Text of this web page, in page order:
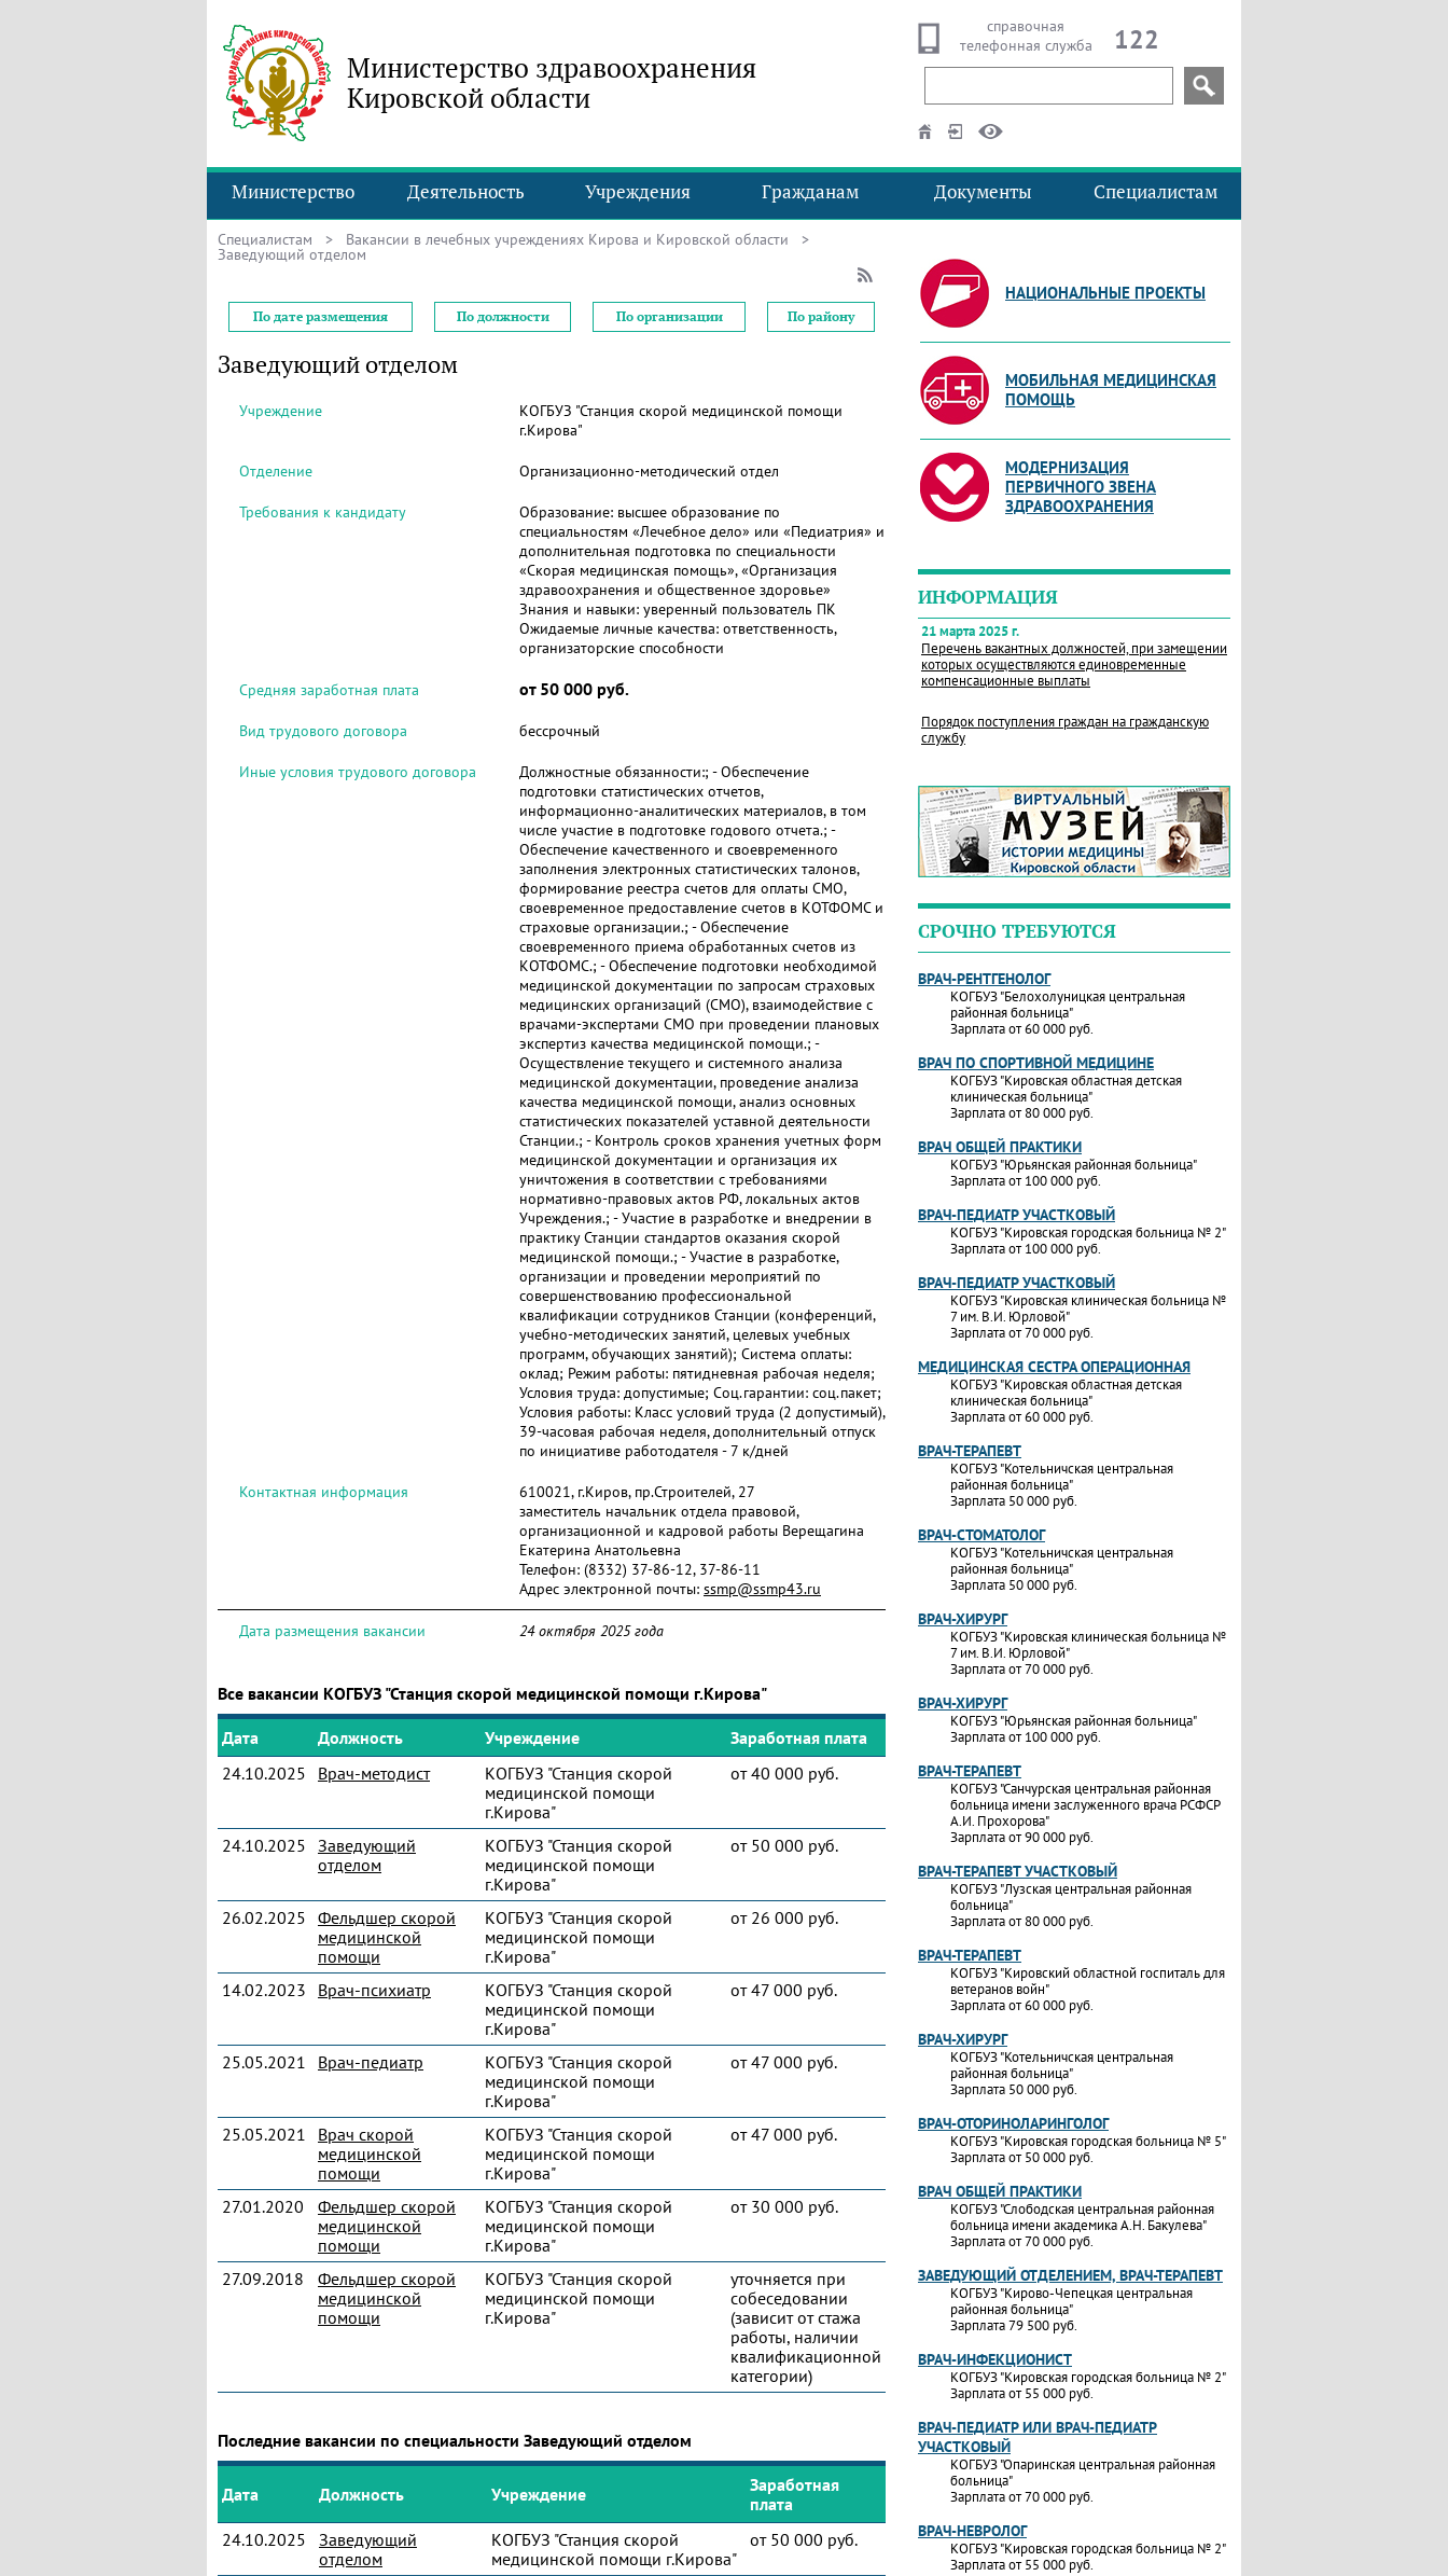
Министерство здравоохранения
Кировской области
справочная
телефонная служба
122
Министерство Деятельность Учреждения Гражданам Документы Специалистам
Специалистам > Вакансии в лечебных учреждениях Кирова и Кировской области >
Заведующий отделом
По дате размещения По должности По организации По району
Заведующий отделом
Учреждение
КОГБУЗ "Станция скорой медицинской помощи
г.Кирова"
Отделение Организационно-методический отдел
Требования к кандидату Образование: высшее образование по
специальностям «Лечебное дело» или «Педиатрия» и
дополнительная подготовка по специальности
«Скорая медицинская помощь», «Организация
здравоохранения и общественное здоровье»
Знания и навыки: уверенный пользователь ПК
Ожидаемые личные качества: ответственность,
организаторские способности
Средняя заработная плата от 50 000 руб.
Вид трудового договора бессрочный
Иные условия трудового договора
Должностные обязанности:; - Обеспечение
подготовки статистических отчетов,
информационно-аналитических материалов, в том
числе участие в подготовке годового отчета.; -
Обеспечение качественного и своевременного
заполнения электронных статистических талонов,
формирование реестра счетов для оплаты СМО,
своевременное предоставление счетов в КОТФОМС и
страховые организации.; - Обеспечение
своевременного приема обработанных счетов из
КОТФОМС.; - Обеспечение подготовки необходимой
медицинской документации по запросам страховых
медицинских организаций (СМО), взаимодействие с
врачами-экспертами СМО при проведении плановых
экспертиз качества медицинской помощи.; -
Осуществление текущего и системного анализа
медицинской документации, проведение анализа
качества медицинской помощи, анализ основных
статистических показателей уставной деятельности
Станции.; - Контроль сроков хранения учетных форм
медицинской документации и организация их
уничтожения в соответствии с требованиями
нормативно-правовых актов РФ, локальных актов
Учреждения.; - Участие в разработке и внедрении в
практику Станции стандартов оказания скорой
медицинской помощи.; - Участие в разработке,
организации и проведении мероприятий по
совершенствованию профессиональной
квалификации сотрудников Станции (конференций,
учебно-методических занятий, целевых учебных
программ, обучающих занятий); Система оплаты:
оклад; Режим работы: пятидневная рабочая неделя;
Условия труда: допустимые; Соц.гарантии: соц.пакет;
Условия работы: Класс условий труда (2 допустимый),
39-часовая рабочая неделя, дополнительный отпуск
по инициативе работодателя - 7 к/дней
Контактная информация
610021, г.Киров, пр.Строителей, 27
заместитель начальник отдела правовой,
организационной и кадровой работы Верещагина
Екатерина Анатольевна
Телефон: (8332) 37-86-12, 37-86-11
Адрес электронной почты: ssmp@ssmp43.ru
Дата размещения вакансии 24 октября 2025 года
Все вакансии КОГБУЗ "Станция скорой медицинской помощи г.Кирова"
Дата Должность Учреждение
Заработная плата
24.10.2025
Врач-методист
КОГБУЗ "Станция скорой
медицинской помощи
г.Кирова"
от 40 000 руб.
24.10.2025 Заведующий
отделом
КОГБУЗ "Станция скорой
медицинской помощи
г.Кирова"
от 50 000 руб.
26.02.2025 Фельдшер скорой
медицинской
помощи
КОГБУЗ "Станция скорой
медицинской помощи
г.Кирова"
от 26 000 руб.
14.02.2023 Врач-психиатр
КОГБУЗ "Станция скорой
медицинской помощи
г.Кирова"
от 47 000 руб.
25.05.2021 Врач-педиатр
КОГБУЗ "Станция скорой
медицинской помощи
г.Кирова"
от 47 000 руб.
25.05.2021
Врач скорой
медицинской
помощи
КОГБУЗ "Станция скорой
медицинской помощи
г.Кирова"
от 47 000 руб.
27.01.2020
Фельдшер скорой
медицинской
помощи
КОГБУЗ "Станция скорой
медицинской помощи
г.Кирова"
от 30 000 руб.
27.09.2018
Фельдшер скорой
медицинской
помощи
КОГБУЗ "Станция скорой
медицинской помощи
г.Кирова"
уточняется при
собеседовании
(зависит от стажа
работы, наличии
квалификационной
категории)
Последние вакансии по специальности Заведующий отделом
Дата Должность Учреждение
Заработная
плата
24.10.2025
Заведующий
отделом
КОГБУЗ "Станция скорой
медицинской помощи г.Кирова"
от 50 000 руб.
НАЦИОНАЛЬНЫЕ ПРОЕКТЫ
МОБИЛЬНАЯ МЕДИЦИНСКАЯ
ПОМОЩЬ
МОДЕРНИЗАЦИЯ
ПЕРВИЧНОГО ЗВЕНА
ЗДРАВООХРАНЕНИЯ
ИНФОРМАЦИЯ
21 марта 2025 г.
Перечень вакантных должностей, при замещении
которых осуществляются единовременные
компенсационные выплаты
Порядок поступления граждан на гражданскую
службу
СРОЧНО ТРЕБУЮТСЯ
ВРАЧ-РЕНТГЕНОЛОГ
КОГБУЗ "Белохолуницкая центральная
районная больница"
Зарплата от 60 000 руб.
ВРАЧ ПО СПОРТИВНОЙ МЕДИЦИНЕ
КОГБУЗ "Кировская областная детская
клиническая больница"
Зарплата от 80 000 руб.
ВРАЧ ОБЩЕЙ ПРАКТИКИ
КОГБУЗ "Юрьянская районная больница"
Зарплата от 100 000 руб.
ВРАЧ-ПЕДИАТР УЧАСТКОВЫЙ
КОГБУЗ "Кировская городская больница № 2"
Зарплата от 100 000 руб.
ВРАЧ-ПЕДИАТР УЧАСТКОВЫЙ
КОГБУЗ "Кировская клиническая больница №
7 им. В.И. Юрловой"
Зарплата от 70 000 руб.
МЕДИЦИНСКАЯ СЕСТРА ОПЕРАЦИОННАЯ
КОГБУЗ "Кировская областная детская
клиническая больница"
Зарплата от 60 000 руб.
ВРАЧ-ТЕРАПЕВТ
КОГБУЗ "Котельничская центральная
районная больница"
Зарплата 50 000 руб.
ВРАЧ-СТОМАТОЛОГ
КОГБУЗ "Котельничская центральная
районная больница"
Зарплата 50 000 руб.
ВРАЧ-ХИРУРГ
КОГБУЗ "Кировская клиническая больница №
7 им. В.И. Юрловой"
Зарплата от 70 000 руб.
ВРАЧ-ХИРУРГ
КОГБУЗ "Юрьянская районная больница"
Зарплата от 100 000 руб.
ВРАЧ-ТЕРАПЕВТ
КОГБУЗ "Санчурская центральная районная
больница имени заслуженного врача РСФСР
А.И. Прохорова"
Зарплата от 90 000 руб.
ВРАЧ-ТЕРАПЕВТ УЧАСТКОВЫЙ
КОГБУЗ "Лузская центральная районная
больница"
Зарплата от 80 000 руб.
ВРАЧ-ТЕРАПЕВТ
КОГБУЗ "Кировский областной госпиталь для
ветеранов войн"
Зарплата от 60 000 руб.
ВРАЧ-ХИРУРГ
КОГБУЗ "Котельничская центральная
районная больница"
Зарплата 50 000 руб.
ВРАЧ-ОТОРИНОЛАРИНГОЛОГ
КОГБУЗ "Кировская городская больница № 5"
Зарплата от 50 000 руб.
ВРАЧ ОБЩЕЙ ПРАКТИКИ
КОГБУЗ "Слободская центральная районная
больница имени академика А.Н. Бакулева"
Зарплата от 70 000 руб.
ЗАВЕДУЮЩИЙ ОТДЕЛЕНИЕМ, ВРАЧ-ТЕРАПЕВТ
КОГБУЗ "Кирово-Чепецкая центральная
районная больница"
Зарплата 79 500 руб.
ВРАЧ-ИНФЕКЦИОНИСТ
КОГБУЗ "Кировская городская больница № 2"
Зарплата от 55 000 руб.
ВРАЧ-ПЕДИАТР ИЛИ ВРАЧ-ПЕДИАТР
УЧАСТКОВЫЙ
КОГБУЗ "Опаринская центральная районная
больница"
Зарплата от 70 000 руб.
ВРАЧ-НЕВРОЛОГ
КОГБУЗ "Кировская городская больница № 2"
Зарплата от 55 000 руб.